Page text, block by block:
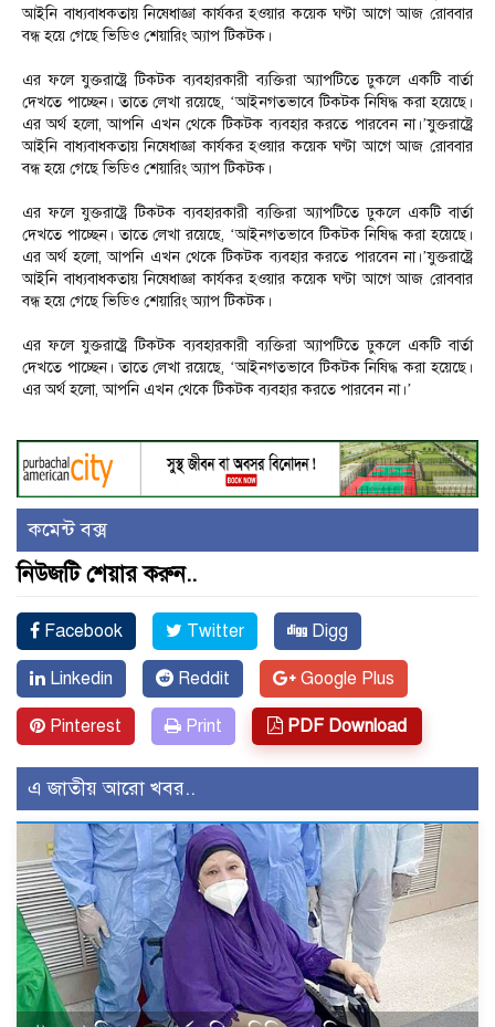
আইনি বাধ্যবাধকতায় নিষেধাজ্ঞা কার্যকর হওয়ার কয়েক ঘণ্টা আগে আজ রোববার
বন্ধ হয়ে গেছে ভিডিও শেয়ারিং অ্যাপ টিকটক।
এর ফলে যুক্তরাষ্ট্রে টিকটক ব্যবহারকারী ব্যক্তিরা অ্যাপটিতে ঢুকলে একটি বার্তা
দেখতে পাচ্ছেন। তাতে লেখা রয়েছে, ‘আইনগতভাবে টিকটক নিষিদ্ধ করা হয়েছে।
এর অর্থ হলো, আপনি এখন থেকে টিকটক ব্যবহার করতে পারবেন না।’যুক্তরাষ্ট্রে
আইনি বাধ্যবাধকতায় নিষেধাজ্ঞা কার্যকর হওয়ার কয়েক ঘণ্টা আগে আজ রোববার
বন্ধ হয়ে গেছে ভিডিও শেয়ারিং অ্যাপ টিকটক।
এর ফলে যুক্তরাষ্ট্রে টিকটক ব্যবহারকারী ব্যক্তিরা অ্যাপটিতে ঢুকলে একটি বার্তা
দেখতে পাচ্ছেন। তাতে লেখা রয়েছে, ‘আইনগতভাবে টিকটক নিষিদ্ধ করা হয়েছে।
এর অর্থ হলো, আপনি এখন থেকে টিকটক ব্যবহার করতে পারবেন না।’যুক্তরাষ্ট্রে
আইনি বাধ্যবাধকতায় নিষেধাজ্ঞা কার্যকর হওয়ার কয়েক ঘণ্টা আগে আজ রোববার
বন্ধ হয়ে গেছে ভিডিও শেয়ারিং অ্যাপ টিকটক।
এর ফলে যুক্তরাষ্ট্রে টিকটক ব্যবহারকারী ব্যক্তিরা অ্যাপটিতে ঢুকলে একটি বার্তা
দেখতে পাচ্ছেন। তাতে লেখা রয়েছে, ‘আইনগতভাবে টিকটক নিষিদ্ধ করা হয়েছে।
এর অর্থ হলো, আপনি এখন থেকে টিকটক ব্যবহার করতে পারবেন না।’
কমেন্ট বক্স
নিউজটি শেয়ার করুন..
Facebook Twitter Digg
Linkedin Reddit Google Plus
Pinterest Print PDF Download
এ জাতীয় আরো খবর..